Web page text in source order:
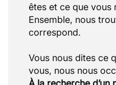
êtes et ce que vous
Ensemble, nous
correspond.
Vous nous dites ce